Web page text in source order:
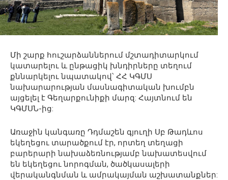
Մի շարք հուշարձաններում մշտադիտարկում
կատարելու և ընթացիկ խնդիրները տեղում
քննարկելու նպատակով՝ ՀՀ ԿԳՄՍ
նախարարության մասնագիտական խումբն
այցելել է Գեղարքունիքի մարզ: Հայտնում են
ԿԳՄՍՆ-ից:
Առաջին կանգառը Դդմաշեն գյուղի Սբ Թադևոս
եկեղեցու տարածքում էր, որտեղ տեղացի
բարերարի նախաձեռնությամբ նախատեսվում
են եկեղեցու նորոգման, ծածկասալերի
վերականգնման և ամրակայման աշխատանքներ: